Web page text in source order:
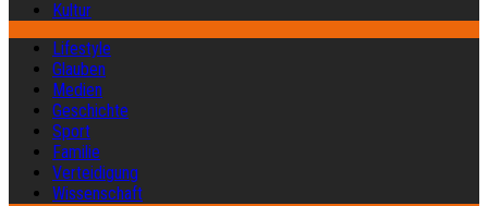
Kultur
Lifestyle
Glauben
Medien
Geschichte
Sport
Familie
Verteidigung
Wissenschaft